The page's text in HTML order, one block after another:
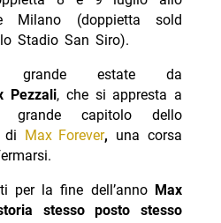
Milano (doppietta sold
Stadio San Siro).
grande estate da
Pezzali, che si appresta a
capitolo dello
di
Max Forever, una corsa
per la fine dell’anno Max
stesso posto stesso